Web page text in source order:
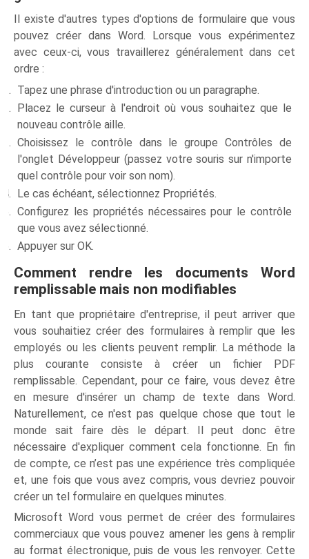
Il existe d'autres types d'options de formulaire que vous
pouvez créer dans Word. Lorsque vous expérimentez
avec ceux-ci, vous travaillerez généralement dans cet
ordre :
Tapez une phrase d'introduction ou un paragraphe.
Placez le curseur à l'endroit où vous souhaitez que le
nouveau contrôle aille.
Choisissez le contrôle dans le groupe Contrôles de
l'onglet Développeur (passez votre souris sur n'importe
quel contrôle pour voir son nom).
Le cas échéant, sélectionnez Propriétés.
Configurez les propriétés nécessaires pour le contrôle
que vous avez sélectionné.
Appuyer sur OK.
Comment rendre les documents Word
remplissable mais non modifiables
En tant que propriétaire d'entreprise, il peut arriver que
vous souhaitiez créer des formulaires à remplir que les
employés ou les clients peuvent remplir. La méthode la
plus courante consiste à créer un fichier PDF
remplissable. Cependant, pour ce faire, vous devez être
en mesure d'insérer un champ de texte dans Word.
Naturellement, ce n'est pas quelque chose que tout le
monde sait faire dès le départ. Il peut donc être
nécessaire d'expliquer comment cela fonctionne. En fin
de compte, ce n’est pas une expérience très compliquée
et, une fois que vous avez compris, vous devriez pouvoir
créer un tel formulaire en quelques minutes.
Microsoft Word vous permet de créer des formulaires
commerciaux que vous pouvez amener les gens à remplir
au format électronique, puis de vous les renvoyer. Cette